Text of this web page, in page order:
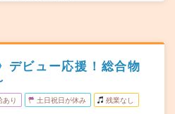
デビュー応援！総合物
あり 土日祝日が休み 残業なし